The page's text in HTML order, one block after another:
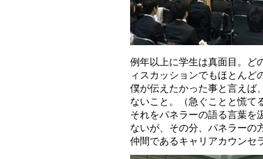
例年以上に学生は真面目。ど
ィスカッションでもほとんど
僕が伝えたかった事と言えば
ないこと。（急ぐことと慌て
それをパネラーの語る言葉を
ないが、その分、パネラーの
仲間であるキャリアカウンセ